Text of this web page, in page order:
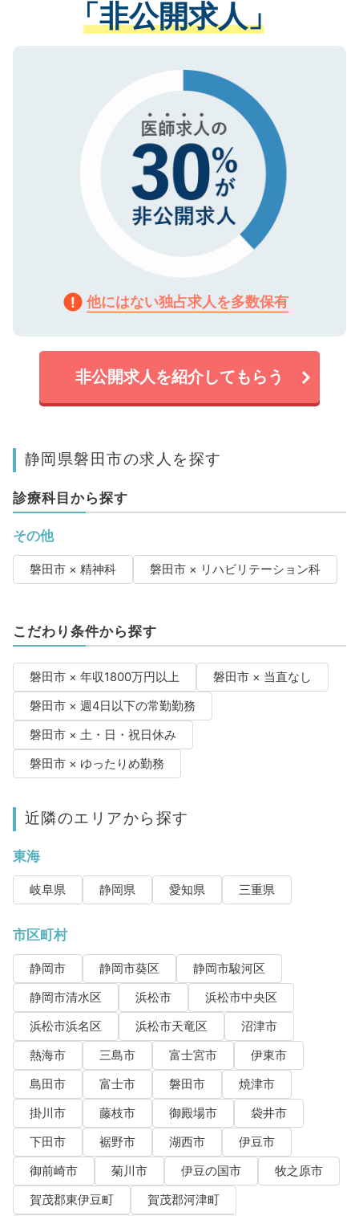
る、プライバシーマークを取得済みです。
で、機密保持に関してもご安心ください。
させていただきます。すぐにご転職をされ
ない方には、長期的なサポートが可能です
ので、まずはご登録ください。
「非公開求人」
他にはない独占求人を多数保有
非公開求人を紹介してもらう
静岡県磐田市の求人を探す
診療科目から探す
その他
磐田市 × 精神科 磐田市 × リハビリテーション科
こだわり条件から探す
磐田市 × 年収1800万円以上
磐田市 × 当直なし
磐田市 × 週4日以下の常勤勤務
磐田市 × 土・日・祝日休み
磐田市 × ゆったりめ勤務
近隣のエリアから探す
東海
岐阜県 静岡県 愛知県 三重県
市区町村
静岡市 静岡市葵区
静岡市駿河区
静岡市清水区
浜松市
浜松市中央区
浜松市浜名区
浜松市天竜区
沼津市
熱海市
三島市 富士宮市
伊東市
島田市
富士市 磐田市
焼津市
掛川市
藤枝市 御殿場市
袋井市
下田市
裾野市 湖西市
伊豆市
御前崎市
菊川市 伊豆の国市
牧之原市
賀茂郡東伊豆町
賀茂郡河津町